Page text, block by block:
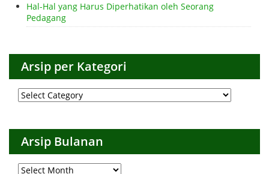
Hal-Hal yang Harus Diperhatikan oleh Seorang
Pedagang
Arsip per Kategori
Arsip
per
Arsip Bulanan
Arsip